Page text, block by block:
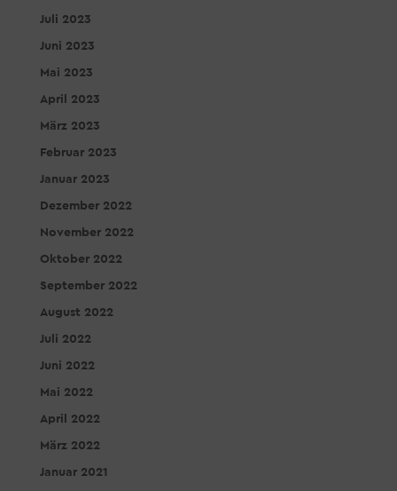
Juli 2023
Juni 2023
Mai 2023
April 2023
März 2023
Februar 2023
Januar 2023
Dezember 2022
November 2022
Oktober 2022
September 2022
August 2022
Juli 2022
Juni 2022
Mai 2022
April 2022
März 2022
Januar 2021